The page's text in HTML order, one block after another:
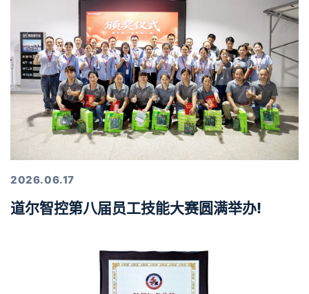
2026.06.17
道尔智控第八届员工技能大赛圆满举办!